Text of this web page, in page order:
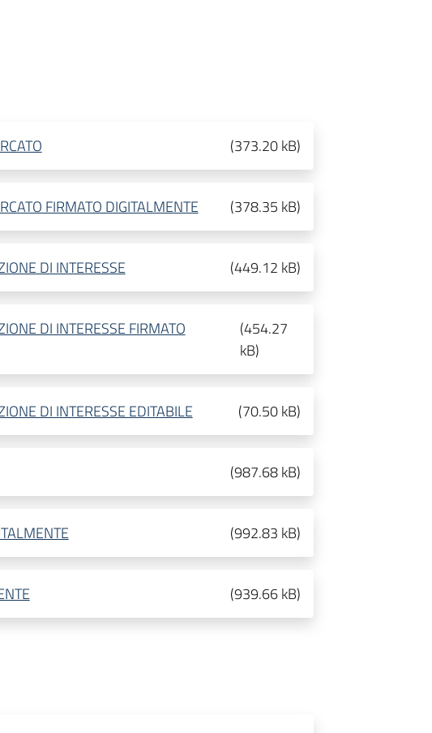
(373.20 kB)
FIRMATO DIGITALMENTE (378.35 kB)
DI INTERESSE (449.12 kB)
DI INTERESSE FIRMATO
(454.27
kB)
DI INTERESSE EDITABILE (70.50 kB)
(987.68 kB)
(992.83 kB)
(939.66 kB)